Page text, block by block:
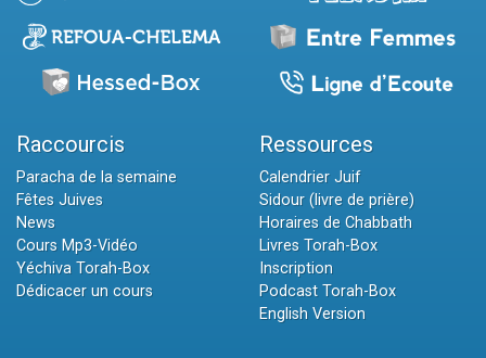
Raccourcis
Paracha de la semaine
Fêtes Juives
News
Cours Mp3-Vidéo
Yéchiva Torah-Box
Dédicacer un cours
Ressources
Calendrier Juif
Sidour (livre de prière)
Horaires de Chabbath
Livres Torah-Box
Inscription
Podcast Torah-Box
English Version